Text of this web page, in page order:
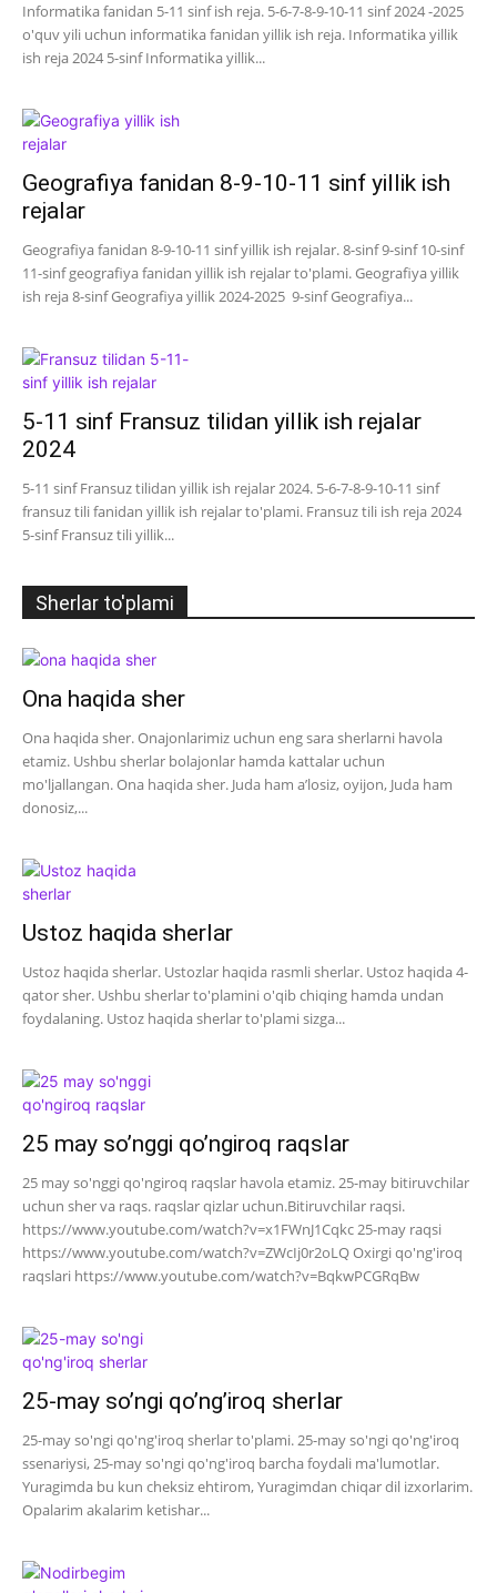
Informatika fanidan 5-11 sinf ish reja. 5-6-7-8-9-10-11 sinf 2024 -2025
o'quv yili uchun informatika fanidan yillik ish reja. Informatika yillik
ish reja 2024 5-sinf Informatika yillik...
Geografiya fanidan 8-9-10-11 sinf yillik ish
rejalar
Geografiya fanidan 8-9-10-11 sinf yillik ish rejalar. 8-sinf 9-sinf 10-sinf
11-sinf geografiya fanidan yillik ish rejalar to'plami. Geografiya yillik
ish reja 8-sinf Geografiya yillik 2024-2025 9-sinf Geografiya...
5-11 sinf Fransuz tilidan yillik ish rejalar
2024
5-11 sinf Fransuz tilidan yillik ish rejalar 2024. 5-6-7-8-9-10-11 sinf
fransuz tili fanidan yillik ish rejalar to'plami. Fransuz tili ish reja 2024
5-sinf Fransuz tili yillik...
Sherlar to'plami
Ona haqida sher
Ona haqida sher. Onajonlarimiz uchun eng sara sherlarni havola
etamiz. Ushbu sherlar bolajonlar hamda kattalar uchun
mo'ljallangan. Ona haqida sher. Juda ham a’losiz, oyijon, Juda ham
donosiz,...
Ustoz haqida sherlar
Ustoz haqida sherlar. Ustozlar haqida rasmli sherlar. Ustoz haqida 4-
qator sher. Ushbu sherlar to'plamini o'qib chiqing hamda undan
foydalaning. Ustoz haqida sherlar to'plami sizga...
25 may so’nggi qo’ngiroq raqslar
25 may so'nggi qo'ngiroq raqslar havola etamiz. 25-may bitiruvchilar
uchun sher va raqs. raqslar qizlar uchun.Bitiruvchilar raqsi.
https://www.youtube.com/watch?v=x1FWnJ1Cqkc 25-may raqsi
https://www.youtube.com/watch?v=ZWcIj0r2oLQ Oxirgi qo'ng'iroq
raqslari https://www.youtube.com/watch?v=BqkwPCGRqBw
25-may so’ngi qo’ng’iroq sherlar
25-may so'ngi qo'ng'iroq sherlar to'plami. 25-may so'ngi qo'ng'iroq
ssenariysi, 25-may so'ngi qo'ng'iroq barcha foydali ma'lumotlar.
Yuragimda bu kun cheksiz ehtirom, Yuragimdan chiqar dil izxorlarim.
Opalarim akalarim ketishar...